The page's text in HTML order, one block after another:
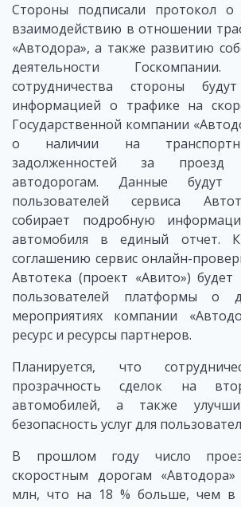
Стороны подписали протокол о
взаимодействию в отношении
«Автодора», а также развитию
деятельности
сотрудничества стороны
информацией о трафике на
Государственной компании
о наличии на
задолженностей за
автодорогам. Данные будут
пользователей сервиса
собирает подробную
автомобиля в единый отчет.
соглашению сервис онлайн-
Автотека (проект «Авито»)
пользователей платформы о
мероприятиях компании
ресурс и ресурсы партнеров.
Планируется, что
прозрачность сделок на
автомобилей, а также
безопасность услуг для
В прошлом году число
скоростным дорогам
млн, что на 18 % больше, чем в